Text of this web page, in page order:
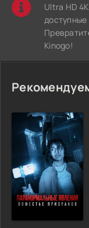
Ultra HD
доступные
Kinogo!